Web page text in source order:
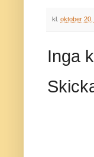
kl. oktober 20,
Inga